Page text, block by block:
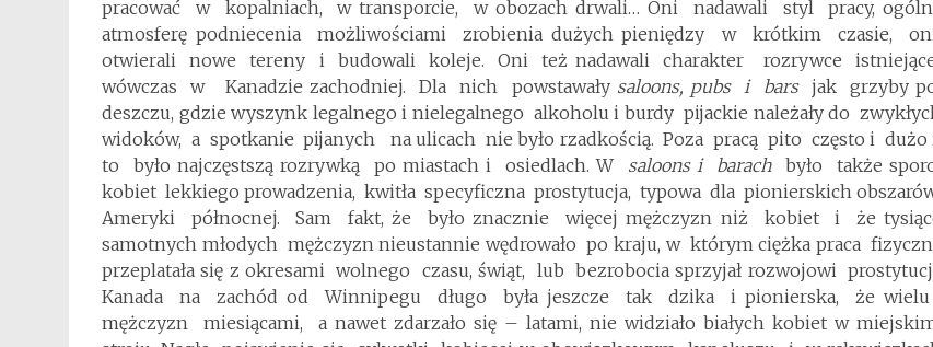
pracować w kopalniach, w transporcie, w obozach drwali… Oni nadawali styl pracy,
atmosferę podniecenia możliwościami zrobienia dużych pieniędzy w krótkim czasie,
otwierali nowe tereny i budowali koleje. Oni też nadawali charakter rozrywce
wówczas w Kanadzie zachodniej. Dla nich powstawały saloons, pubs i bars jak grzyby
deszczu, gdzie wyszynk legalnego i nielegalnego alkoholu i burdy pijackie należały do
widoków, a spotkanie pijanych na ulicach nie było rzadkością. Poza pracą pito często i dużo
to było najczęstszą rozrywką po miastach i osiedlach. W saloons i barachbyło także
kobiet lekkiego prowadzenia, kwitła specyficzna prostytucja, typowa dla pionierskich
Ameryki północnej. Sam fakt, że było znacznie więcej mężczyzn niż kobiet i że
samotnych młodych mężczyzn nieustannie wędrowało po kraju, w którym ciężka praca
przeplatała się z okresami wolnego czasu, świąt, lub bezrobocia sprzyjał rozwojowi
Kanada na zachód od Winnipegu długo była jeszcze tak dzika i pionierska, że wielu
mężczyzn miesiącami, a nawet zdarzało się – latami, nie widziało białych kobiet w